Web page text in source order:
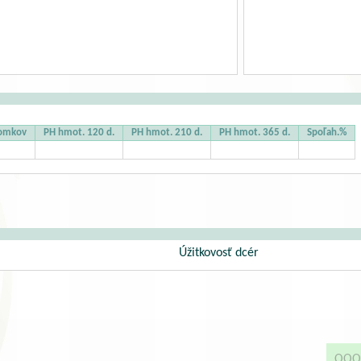
PH hmot. 120 d. PH hmot. 210 d. PH hmot. 365 d. Spoľah.%
Úžitkovosť dcér